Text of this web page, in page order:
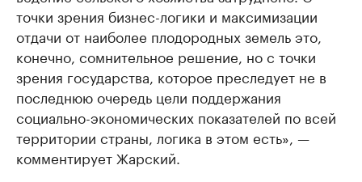
точки зрения бизнес-логики и максимизации
отдачи от наиболее плодородных земель это,
конечно, сомнительное решение, но с точки
зрения государства, которое преследует не в
последнюю очередь цели поддержания
социально-экономических показателей по всей
территории страны, логика в этом есть», —
комментирует Жарский.